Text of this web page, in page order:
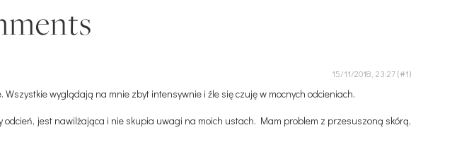
15/11/2018, 23:27
wyglądają na mnie zbyt intensywnie i źle się czuję w mocnych odcieniach.
jest nawilżająca i nie skupia uwagi na moich ustach. Mam problem z przesuszoną skórą,